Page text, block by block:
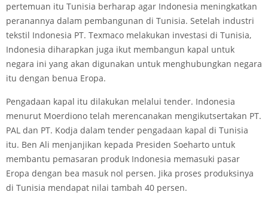
pertemuan itu Tunisia berharap agar Indonesia meningkatkan
peranannya dalam pembangunan di Tunisia. Setelah industri
tekstil Indonesia PT. Texmaco melakukan investasi di Tunisia,
Indonesia diharapkan juga ikut membangun kapal untuk
negara ini yang akan digunakan untuk menghubungkan negara
itu dengan benua Eropa.
Pengadaan kapal itu dilakukan melalui tender. Indonesia
menurut Moerdiono telah merencanakan mengikutsertakan PT.
PAL dan PT. Kodja dalam tender pengadaan kapal di Tunisia
itu. Ben Ali menjanjikan kepada Presiden Soeharto untuk
membantu pemasaran produk Indonesia memasuki pasar
Eropa dengan bea masuk nol persen. Jika proses produksinya
di Tunisia mendapat nilai tambah 40 persen.